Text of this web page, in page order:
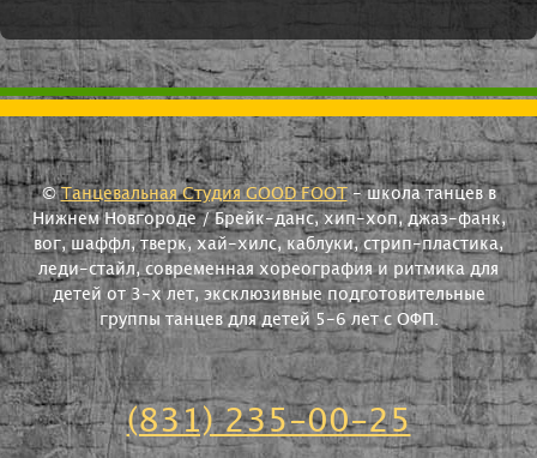
©Танцевальная Студия GOOD FOOT- школа танцев в
Нижнем Новгороде / Брейк-данс, хип-хоп, джаз-фанк,
вог, шаффл, тверк, хай-хилс, каблуки, стрип-пластика,
леди-стайл, современная хореография и ритмика для
детей от 3-х лет, эксклюзивные подготовительные
группы танцев для детей 5-6 лет с ОФП.
(831) 235-00-25